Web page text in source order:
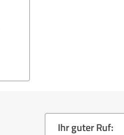
Ihr guter Ruf: